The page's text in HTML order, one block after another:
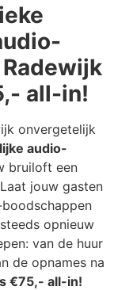
all-in!
onvergetelijk
audio-
bruiloft een
jouw gasten
opnieuw
van de huur
de opnames na
€75,- all-in!